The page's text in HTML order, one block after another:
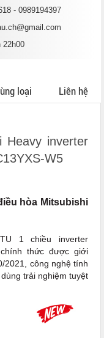
- 0989194397
22h00
loại Liên hệ
Heavy inverter
W5
hòa Mitsubishi
1 chiều inverter
chính thức được giới
2021, công nghệ tính
trải nghiệm tuyệt